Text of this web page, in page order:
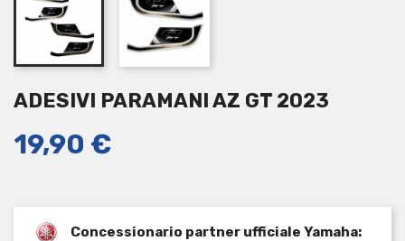
ADESIVI PARAMANI AZ GT 2023
19,90 €
Concessionario partner ufficiale Yamaha: